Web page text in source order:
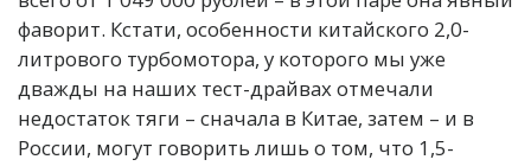
фаворит. Кстати, особенности китайского 2,0-
литрового турбомотора, у которого мы уже
дважды на наших тест-драйвах отмечали
недостаток тяги – сначала в Китае, затем – и в
России, могут говорить лишь о том, что 1,5-